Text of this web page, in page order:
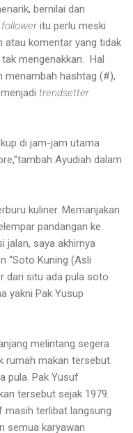
bernilai dan
followeritu perlu meski
atau komentar yang tidak
mengenakkan.
Hal
menambah hashtag (#),
trendsetter
di jam-jam utama
Ayudiah dalam
kuliner. Memanjakan
pandangan ke
jalan, saya akhirnya
“Soto Kuning (Asli
dari situ ada pula soto
yakni Pak Yusup
melintang segera
rumah makan tersebut.
pula. Pak Yusuf
tersebut sejak 1979.
masih terlibat langsung
semua karyawan